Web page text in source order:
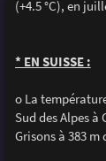
(+4.5 °C), en
* EN SUISSE :
o La
Sud des Alpes à
Grisons à 383